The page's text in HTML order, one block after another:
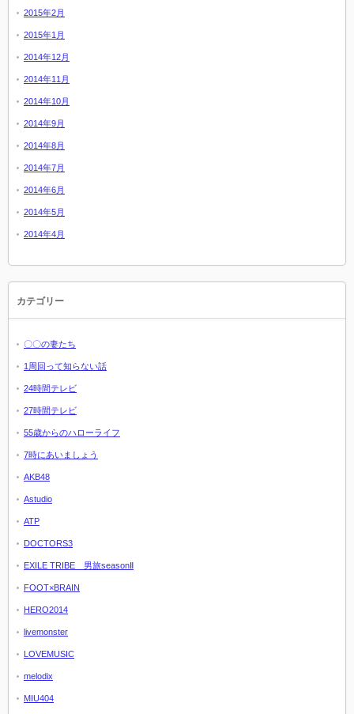
2015年2月
2015年1月
2014年12月
2014年11月
2014年10月
2014年9月
2014年8月
2014年7月
2014年6月
2014年5月
2014年4月
カテゴリー
〇〇の妻たち
1周回って知らない話
24時間テレビ
27時間テレビ
55歳からのハローライフ
7時にあいましょう
AKB48
Astudio
ATP
DOCTORS3
EXILE TRIBE 男旅seasonⅡ
FOOT×BRAIN
HERO2014
livemonster
LOVEMUSIC
melodix
MIU404